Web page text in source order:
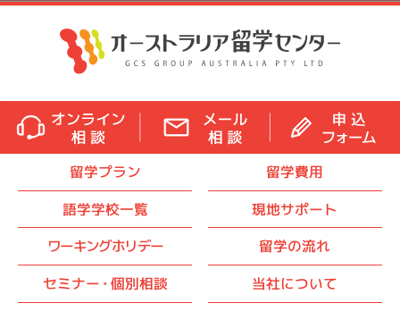
留学プラン
留学費用
語学学校一覧
現地サポート
ワーキングホリデー
留学の流れ
セミナー・ 個別相談 当社について